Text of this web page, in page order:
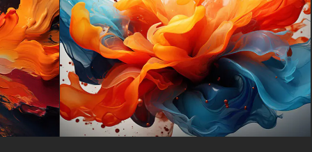
(iPhones, smartphones Android
de Samsung Galaxy,
Samsung, Apple, Huawei,
Xiaomi, Oppo, Vivo, Motorola,
Lenovo, LG, Google Pixel,
Sony, Nokia, OnePlus,
Realme, HTC, Honor, Asus,
BlackBerry et ZTE.
-Pour Smart TV et appareil de
streaming Amazon, Fire TV,